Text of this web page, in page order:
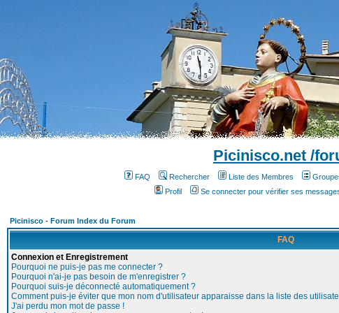
Picinisco.net /
FAQ Rechercher Liste des Membres
Profil
Se connecter pour vérifier ses
Picinisco - Forum Index du Forum
FAQ
Connexion et Enregistrement
Pourquoi ne puis-je pas me connecter ?
Pourquoi n'ai-je pas besoin de m'enregistrer ?
Pourquoi suis-je déconnecté automatiquement ?
Comment puis-je éviter que mon nom d'utilisateur apparaisse dans la liste des
J'ai perdu mon mot de passe !